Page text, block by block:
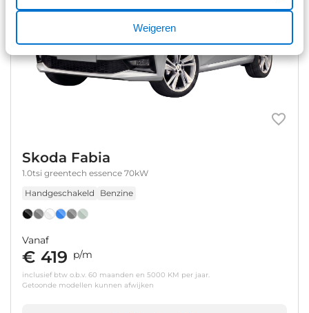
Weigeren
Skoda Fabia
1.0tsi greentech essence 70kW
Handgeschakeld
Benzine
Vanaf
€ 419 p/m
inclusief btw o.b.v. 60 maanden en 5000 KM per jaar.
Getoonde modellen kunnen afwijken